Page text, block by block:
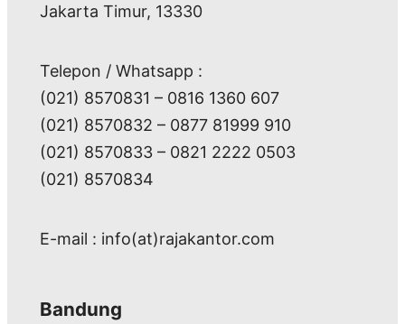
Jakarta Timur, 13330
Telepon / Whatsapp :
(021) 8570831 – 0816 1360 607
(021) 8570832 – 0877 81999 910
(021) 8570833 – 0821 2222 0503
(021) 8570834
E-mail : info(at)rajakantor.com
Bandung